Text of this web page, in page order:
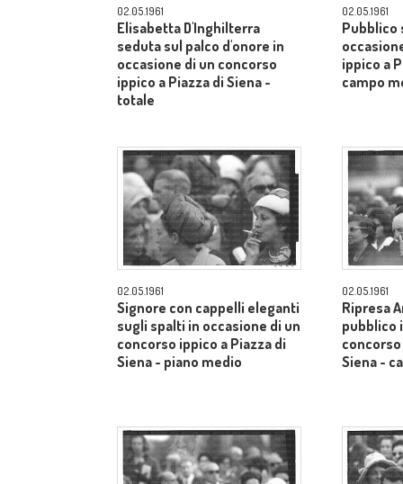
02.05.1961
Elisabetta D'Inghilterra
seduta sul palco d'onore in
occasione di un concorso
ippico a Piazza di Siena -
totale
02.05.1961
Pubblico
ippico a
campo
02.05.1961
Signore con cappelli eleganti
sugli spalti in occasione di un
concorso ippico a Piazza di
Siena - piano medio
02.05.1961
Ripresa
pubblico
Siena -